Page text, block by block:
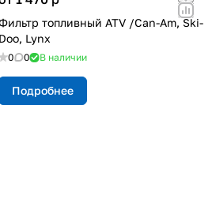
топливный ATV /Can-Am, Ski-
Doo, Lynx
0 0 В наличии
Подробнее